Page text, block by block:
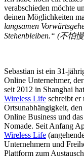
verabschieden möchte
deinen Möglichkeiten
langsamen
Stehenbleiben.“ (不怕
Sebastian ist ein 31-
Online Unternehmer,
seit 2012 in Shanghai
Wireless Life schreibt er
Ortsunabhängigkeit,
Online Business und
Nomade. Seit Anfang
Wireless Life
Unternehmern und
Plattform zum